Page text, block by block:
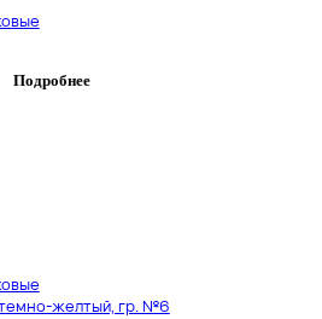
Подробнее
темно-желтый, гр. №6